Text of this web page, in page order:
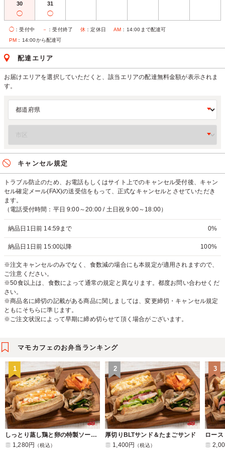
30
◯
31
◯
◯ ：受付中 － ：受付終了 休 ：定休日 AM ：14:00まで配達可
PM ：14:00から配達可
配達エリア
お届けエリアを選択していただくと、該当エリアの配達無料金額が表示されま
す。
キャンセル規定
トラブル防止のため、お電話もしくはサイト上でのキャンセル受付後、キャン
セル確定メール(FAX)の送受信をもって、正式なキャンセルとさせていただき
ます。
（電話受付時間：平日 9:00～20:00 / 土日祝 9:00～18:00）
納品日1日前 14:59まで 0%
納品日1日前 15:00以降 100%
※注文キャンセルのみでなく、食数減の場合にも本規定が適用されますので、
ご注意ください。
※50食以上は、食数によって通常の規定と異なります。都度お問い合わせくだ
さい。
※商品名に締切の記載がある商品に関しましては、変更締切・キャンセル規定
ともにそちらに準じます。
※ご注文状況によって早期に締め切らせて頂く場合がございます。
マモカフェのお弁当ランキング
1
しっとり蒸し鶏と卵の特製ソースサンド＆大葉香る和風たまごサンド
1,280円
（税込）
2
厚切りBLTサンド＆たまごサンド
1,400円
（税込）
3